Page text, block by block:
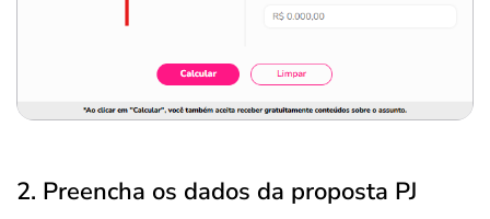
2. Preencha os dados da proposta PJ